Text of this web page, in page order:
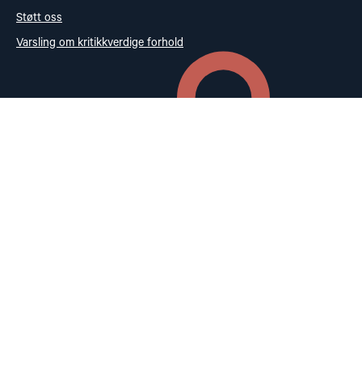
Støtt oss
Varsling om kritikkverdige forhold